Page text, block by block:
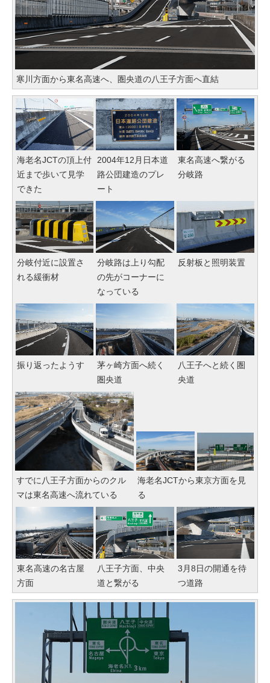
寒川方面から東名高速へ、圏央道の八王子方面へ直結
海老名JCTの頂上付
近まで歩いて見学
できた
2004年12月日本道
路公団建造のプレ
ート
東名高速へ繋がる
分岐路
分岐付近に設置さ
れる緩衝材
分岐路は上り勾配
の先がコーナーに
なっている
反射板と照明装置
振り返ったようす
茅ヶ崎方面へ続く
圏央道
八王子へと続く圏
央道
すでに八王子方面からのクル
マは東名高速へ流れている
海老名JCTから東京方面を見
る
東名高速の名古屋
方面
八王子方面、中央
道と繋がる
3月8日の開通を待
つ道路